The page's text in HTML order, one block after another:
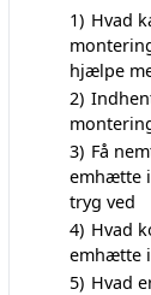
1) Hvad
hjælpe
2)
3) Få
emhætte
tryg ved
4) Hvad
emhætte
5) Hvad